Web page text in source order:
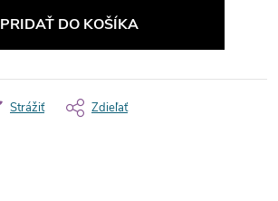
PRIDAŤ DO KOŠÍKA
Strážiť Zdieľať